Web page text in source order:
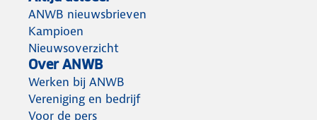
ANWB nieuwsbrieven
Kampioen
Nieuwsoverzicht
Over ANWB
Werken bij ANWB
Vereniging en bedrijf
Voor de pers